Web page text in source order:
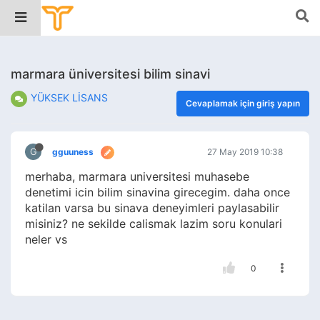
marmara üniversitesi bilim sinavi
YÜKSEK LİSANS Cevaplamak için giriş yapın
G gguuness 27 May 2019 10:38
merhaba, marmara universitesi muhasebe
denetimi icin bilim sinavina girecegim. daha once
katilan varsa bu sinava deneyimleri paylasabilir
misiniz? ne sekilde calismak lazim soru konulari
neler vs
0